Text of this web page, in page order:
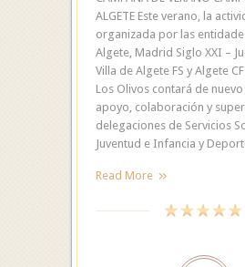
ALGETE Este verano, la
organizada por las
Algete, Madrid Siglo XXI –
Villa de Algete FS y Algete
Los Olivos contará de nuevo
apoyo, colaboración y
delegaciones de Servicios
Juventud e Infancia y
Read More